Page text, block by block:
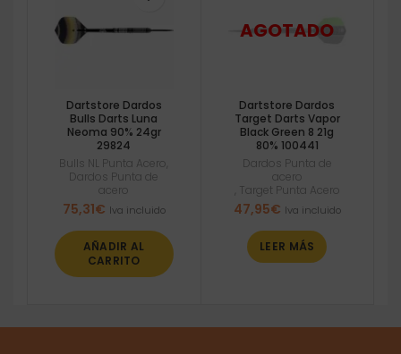
Dartstore Dardos
Bulls Darts Luna
Neoma 90% 24gr
29824
Bulls NL Punta Acero
Dardos Punta de
acero
75,31€ Iva incluido
AÑADIR AL
CARRITO
Dartstore Dardos
Target Darts Vapor
Black Green 8 21g
80% 100441
Dardos Punta de
acero
Target Punta Acero
47,95€ Iva incluido
LEER MÁS